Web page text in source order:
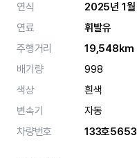
연식
2025년 1월
연료
휘발유
주행거리
19,548km
배기량
998
색상
흰색
변속기
자동
차량번호
133호5653